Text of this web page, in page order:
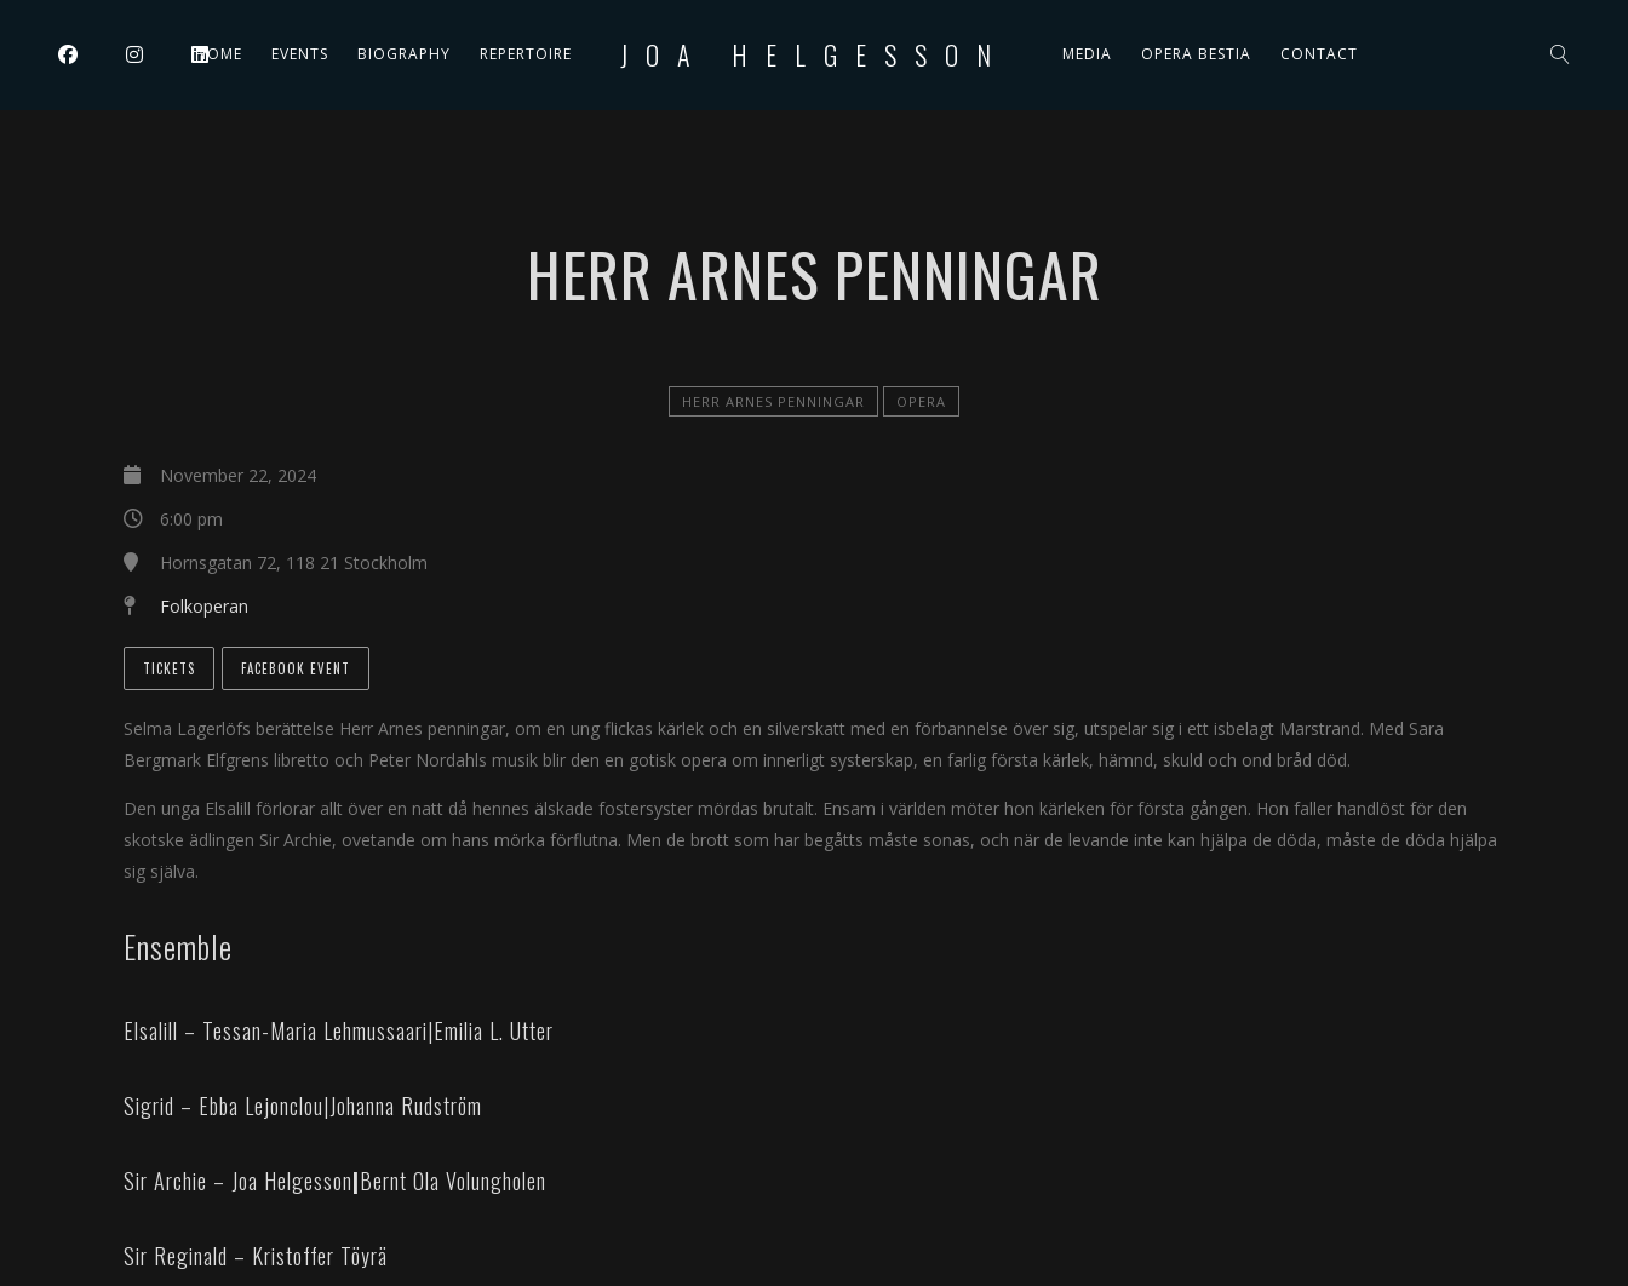
HOME EVENTS BIOGRAPHY REPERTOIRE JOA HELGESSON MEDIA OPERA BESTIA CONTACT
HERR ARNES PENNINGAR
HERR ARNES PENNINGAR OPERA
November 22, 2024
6:00 pm
Hornsgatan 72, 118 21 Stockholm
Folkoperan
TICKETS FACEBOOK EVENT
Selma Lagerlöfs berättelse Herr Arnes penningar, om en ung flickas kärlek och en silverskatt med en förbannelse över sig, utspelar sig i ett isbelagt Marstrand. Med Sara
Bergmark Elfgrens libretto och Peter Nordahls musik blir den en gotisk opera om innerligt systerskap, en farlig första kärlek, hämnd, skuld och ond bråd död.
Den unga Elsalill förlorar allt över en natt då hennes älskade fostersyster mördas brutalt. Ensam i världen möter hon kärleken för första gången. Hon faller handlöst för den
skotske ädlingen Sir Archie, ovetande om hans mörka förflutna. Men de brott som har begåtts måste sonas, och när de levande inte kan hjälpa de döda, måste de döda hjälpa
sig själva.
Ensemble
Elsalill – Tessan-Maria Lehmussaari|Emilia L. Utter
Sigrid – Ebba Lejonclou|Johanna Rudström
Sir Archie – Joa Helgesson|Bernt Ola Volungholen
Sir Reginald – Kristoffer Töyrä